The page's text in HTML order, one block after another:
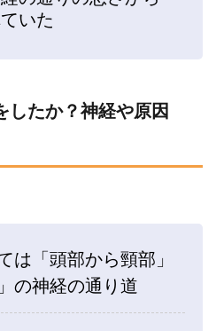
いた
したか？神経や原因
は「頭部から頸部」
の神経の通り道